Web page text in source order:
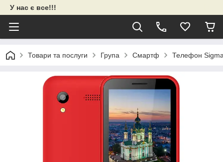
У нас є все!!!
Товари та послуги Група Смартф Телефон